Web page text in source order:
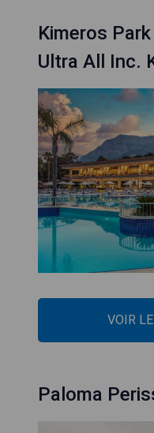
Kimeros
Ultra All Inc.
VOIR
Paloma